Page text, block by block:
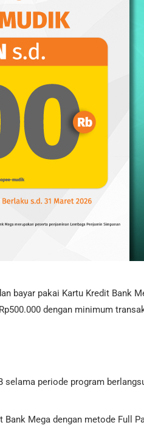
bayar pakai Kartu Kredit Bank
dengan minimum
selama periode program
Mega dengan metode Full